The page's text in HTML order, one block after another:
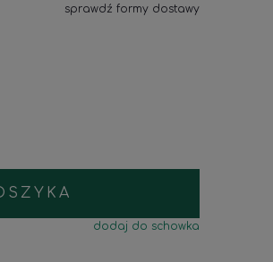
sprawdź formy dostawy
dodaj do schowka